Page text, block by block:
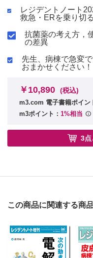
レジデントノート
救急・ERを乗り切
抗菌薬の考え方，
の差異
先生、病棟で急変
おまかせください！
￥10,890 (税込)
m3.com 電子書籍ポイン
m3ポイント： 1%相当
3点
この商品に関連する商